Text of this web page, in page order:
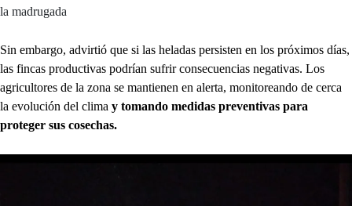
la madrugada
Sin embargo, advirtió que si las heladas persisten en los próximos días,
las fincas productivas podrían sufrir consecuencias negativas. Los
agricultores de la zona se mantienen en alerta, monitoreando de cerca
la evolución del clima y tomando medidas preventivas para
proteger sus cosechas.